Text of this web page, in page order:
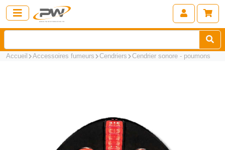
Accueil Accessoires fumeurs Cendriers Cendrier sonore - poumons